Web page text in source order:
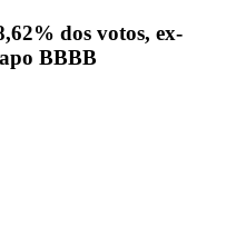
dos votos, ex-
BBBB